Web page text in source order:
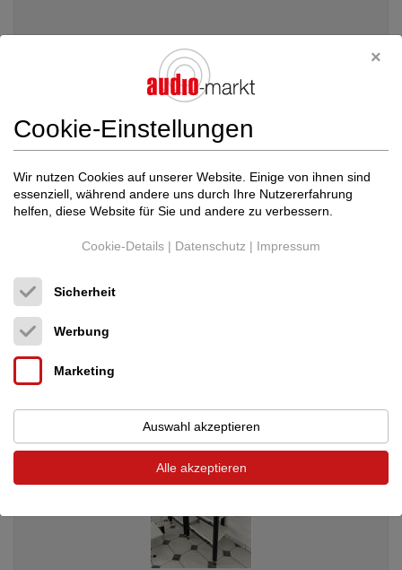
Copulare TonbasenZonal
Neupreis: 3.500 €
2.450 €
Cookie-Einstellungen
Wir nutzen Cookies auf unserer Website. Einige von ihnen sind
essenziell, während andere uns durch Ihre Nutzererfahrung
helfen, diese Website für Sie und andere zu verbessern.
Cookie-Details | Datenschutz | Impressum
Sicherheit
Werbung
Marketing
Auswahl akzeptieren
Alle akzeptieren